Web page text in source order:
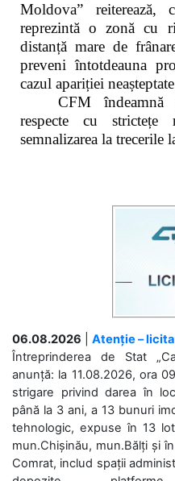
Moldova” reiterează,
reprezintă o zonă cu
distanță mare de
preveni întotdeauna
cazul apariției
CFM
respecte cu
semnalizarea la trecerile
06.08.2026
Atenție –
Întreprinderea de Stat
anunță: la 11.08.2026, ora
strigare privind darea în
până la 3 ani, a 13 bunuri
tehnologic, expuse în 13
mun.Chișinău, mun.Bălți și
Comrat, includ spații